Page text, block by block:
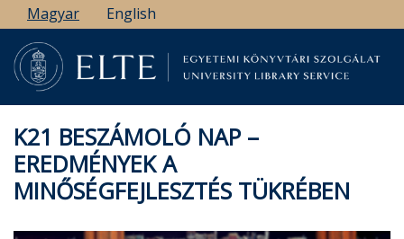
Ugrás
a
tartalomra
Magyar English
K21 BESZÁMOLÓ NAP –
EREDMÉNYEK A
MINŐSÉGFEJLESZTÉS TÜKRÉBEN